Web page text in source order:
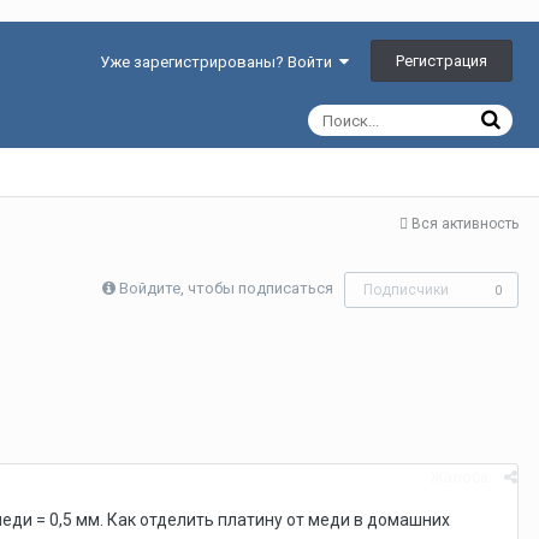
Уже зарегистрированы? Войти Регистрация
Вся активность
Войдите, чтобы подписаться Подписчики 0
= 0,5 мм. Как отделить платину от меди в домашних